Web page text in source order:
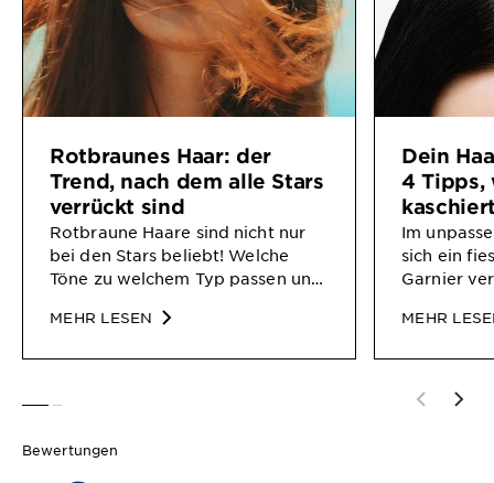
Rotbraunes Haar: der
Trend, nach dem alle Stars
verrückt sind
Rotbraune Haare sind nicht nur
bei den Stars beliebt! Welche
Töne zu welchem Typ passen und
Farben wichtig sind, erfährst Du
MEHR LESEN
Dein
4 Tipps,
Im
sich ein
Garnier
MEHR
Bewertungen